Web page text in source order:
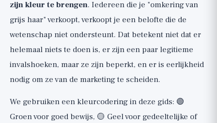
zijn kleur te brengen. Iedereen die je "omkering van
grijs haar" verkoopt, verkoopt je een belofte die de
wetenschap niet ondersteunt. Dat betekent niet dat er
helemaal niets te doen is, er zijn een paar legitieme
invalshoeken, maar ze zijn beperkt, en er is eerlijkheid
nodig om ze van de marketing te scheiden.
We gebruiken een kleurcodering in deze gids: 🟢
Groen voor goed bewijs, 🟡 Geel voor gedeeltelijke of